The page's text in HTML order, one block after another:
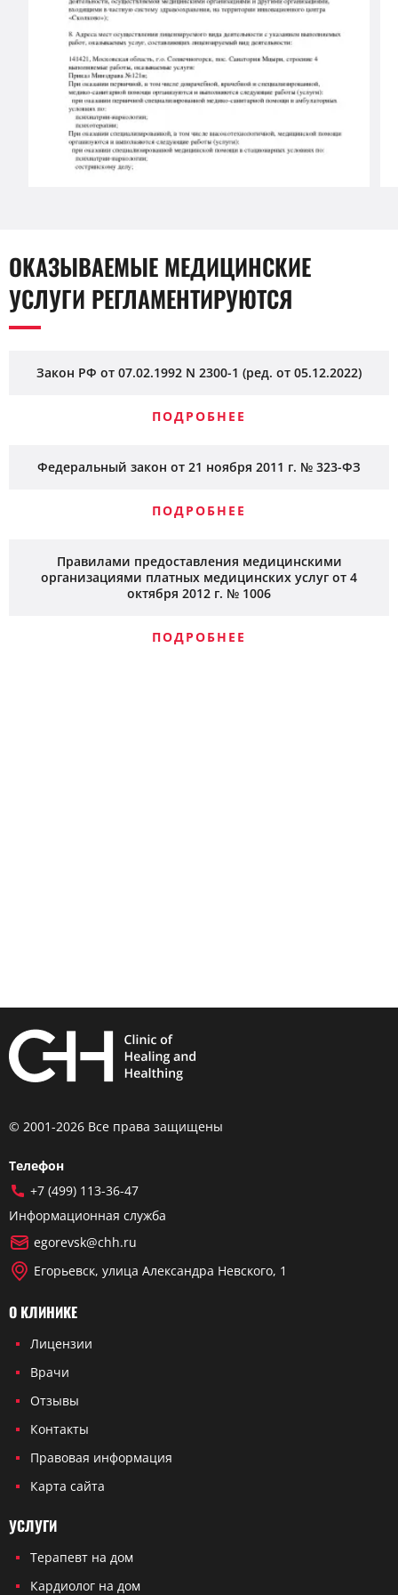
ОКАЗЫВАЕМЫЕ МЕДИЦИНСКИЕ
УСЛУГИ РЕГЛАМЕНТИРУЮТСЯ
Закон РФ от 07.02.1992 N 2300-1 (ред. от 05.12.2022)
ПОДРОБНЕЕ
Федеральный закон от 21 ноября 2011 г. № 323-ФЗ
ПОДРОБНЕЕ
Правилами предоставления медицинскими
организациями платных медицинских услуг от 4
октября 2012 г. № 1006
ПОДРОБНЕЕ
© 2001-2026 Все права защищены
Телефон
+7 (499) 113-36-47
Информационная служба
egorevsk@chh.ru
Егорьевск, улица Александра Невского, 1
О КЛИНИКЕ
Лицензии
Врачи
Отзывы
Контакты
Правовая информация
Карта сайта
УСЛУГИ
Терапевт на дом
Кардиолог на дом